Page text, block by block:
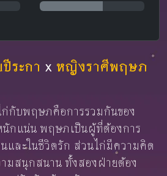
ระกา x หญิงราศีพฤษภ
กับพฤษภคือการรวมกันของ
นักแน่น พฤษภเป็นผู้ที่ต้องการ
และในชีวิตรัก ส่วนไก่มีความคิด
มสนุกสนาน ทั้งสองฝ่ายต้อง